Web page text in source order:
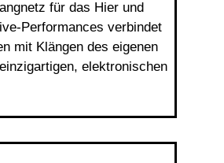
für das Hier und
Performances verbindet
mit Klängen des eigenen
elektronischen